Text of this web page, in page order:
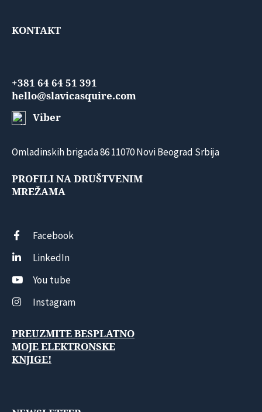
KONTAKT
+381 64 64 51 391
hello@slavicasquire.com
Viber
Omladinskih brigada 86 11070 Novi Beograd Srbija
PROFILI NA DRUŠTVENIM
MREŽAMA
Facebook
LinkedIn
You tube
Instagram
PREUZMITE BESPLATNO
MOJE ELEKTRONSKE
KNJIGE!